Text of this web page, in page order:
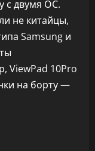
с двумя ОС.
не китайцы,
Samsung и
ViewPad 10Pro
на борту —